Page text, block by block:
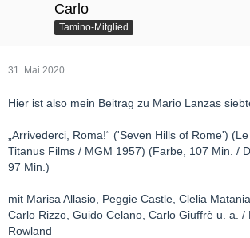
Carlo
Tamino-Mitglied
31. Mai 2020
Hier ist also mein Beitrag zu Mario Lanzas
„Arrivederci, Roma!“ ('Seven Hills of Rome')
Titanus Films / MGM 1957) (Farbe, 107 Min. /
97 Min.)
mit Marisa Allasio, Peggie Castle, Clelia
Carlo Rizzo, Guido Celano, Carlo Giuffrè u. a. /
Rowland